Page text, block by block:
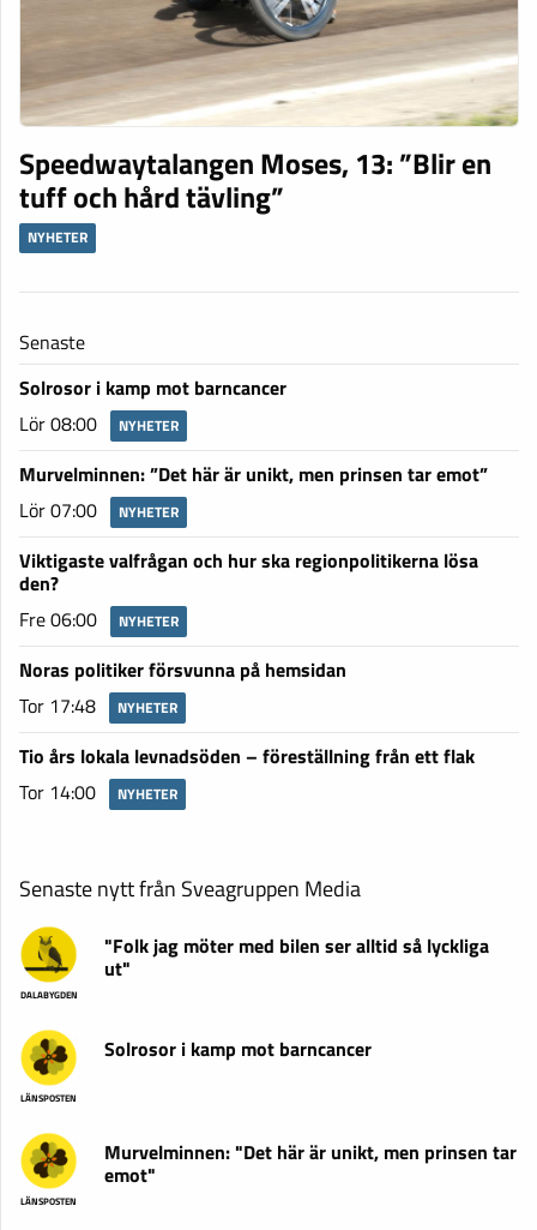
Speedwaytalangen Moses, 13: ”Blir en
tuff och hård tävling”
NYHETER
Senaste
Solrosor i kamp mot barncancer
Lör 08:00
NYHETER
Murvelminnen: ”Det här är unikt, men prinsen tar emot”
Lör 07:00
NYHETER
Viktigaste valfrågan och hur ska regionpolitikerna lösa
den?
Fre 06:00
NYHETER
Noras politiker försvunna på hemsidan
Tor 17:48
NYHETER
Tio års lokala levnadsöden – föreställning från ett flak
Tor 14:00
NYHETER
Senaste nytt från Sveagruppen Media
DALABYGDEN
"Folk jag möter med bilen ser alltid så lyckliga
ut"
LÄNSPOSTEN
Solrosor i kamp mot barncancer
LÄNSPOSTEN
Murvelminnen: "Det här är unikt, men prinsen tar
emot"